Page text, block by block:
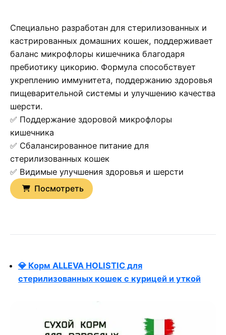
Специально разработан для стерилизованных и
кастрированных домашних кошек, поддерживает
баланс микрофлоры кишечника благодаря
пребиотику цикорию. Формула способствует
укреплению иммунитета, поддержанию здоровья
пищеварительной системы и улучшению качества
шерсти.
✅ Поддержание здоровой микрофлоры
кишечника
✅ Сбалансированное питание для
стерилизованных кошек
✅ Видимые улучшения здоровья и шерсти
Посмотреть
💎 Корм ALLEVA HOLISTIC для
стерилизованных кошек с курицей и уткой